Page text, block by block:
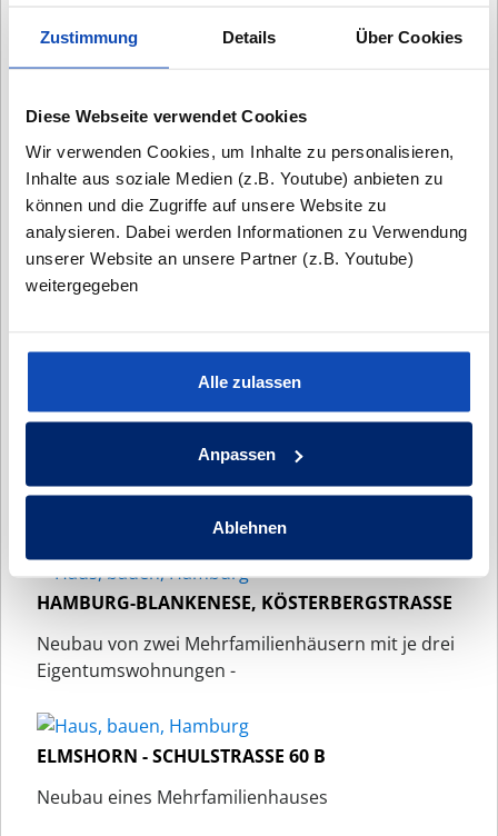
Zustimmung Details Über Cookies
Diese Webseite verwendet Cookies
Wir verwenden Cookies, um Inhalte zu personalisieren,
Inhalte aus soziale Medien (z.B. Youtube) anbieten zu
können und die Zugriffe auf unsere Website zu
analysieren. Dabei werden Informationen zu Verwendung
unserer Website an unsere Partner (z.B. Youtube)
weitergegeben
Alle zulassen
Anpassen
Ablehnen
HAMBURG - FUHLSBÜTTEL, RÖNTGENSTRASSE
Ein Mehrfamilienhaus
Ein exklusives Mehrfamilienhaus mit Stil
HAMBURG - NIENDORF, JOACHIM-MÄHL-
Ein 4-Familienhaus mit einer Klinker- / Putzfassade
HAMBURG-BLANKENESE, KÖSTERBERGSTRASSE
Neubau von zwei Mehrfamilienhäusern mit je drei
Eigentumswohnungen -
ELMSHORN - SCHULSTRASSE 60 B
Neubau eines Mehrfamilienhauses